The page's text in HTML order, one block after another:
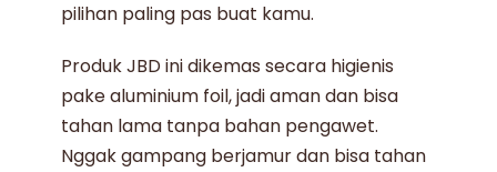
pilihan paling pas buat kamu.
Produk JBDini dikemas secara higienis
pake aluminium foil, jadi aman dan bisa
tahan lama tanpa bahan pengawet.
Nggak gampang berjamur dan bisa tahan